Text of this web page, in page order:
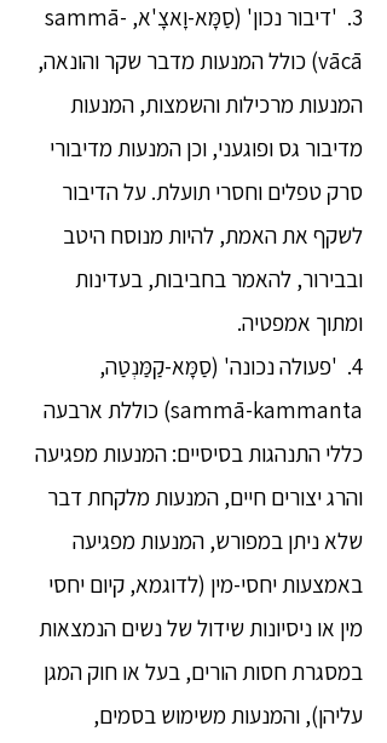
3. 'דיבור נכון' (סַמָּא-וָאצָ'א, sammā-
vācā) כולל המנעות מדבר שקר והונאה,
המנעות מרכילות והשמצות, המנעות
מדיבור גס ופוגעני, וכן המנעות מדיבורי
סרק טפלים וחסרי תועלת. על הדיבור
לשקף את האמת, להיות מנוסח היטב
ובבירור, להאמר בחביבות, בעדינות
ומתוך אמפטיה.
4. 'פעולה נכונה' (סַמָּא-קַמַּנְטַה,
sammā-kammanta) כוללת ארבעה
כללי התנהגות בסיסיים: המנעות מפגיעה
והרג יצורים חיים, המנעות מלקחת דבר
שלא ניתן במפורש, המנעות מפגיעה
באמצעות יחסי-מין (לדוגמא, קיום יחסי
מין או ניסיונות שידול של נשים הנמצאות
במסגרת חסות הורים, בעל או חוק המגן
עליהן), והמנעות משימוש בסמים,